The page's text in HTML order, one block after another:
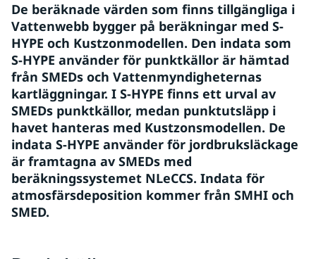
De beräknade värden som finns tillgängliga i
Vattenwebb bygger på beräkningar med S-
HYPE och Kustzonmodellen. Den indata som
S-HYPE använder för punktkällor är hämtad
från SMEDs och Vattenmyndigheternas
kartläggningar. I S-HYPE finns ett urval av
SMEDs punktkällor, medan punktutsläpp i
havet hanteras med Kustzonsmodellen. De
indata S-HYPE använder för jordbruksläckage
är framtagna av SMEDs med
beräkningssystemet NLeCCS. Indata för
atmosfärsdeposition kommer från SMHI och
SMED.